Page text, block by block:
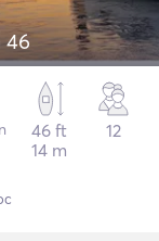
46
46 ft
14 m
12